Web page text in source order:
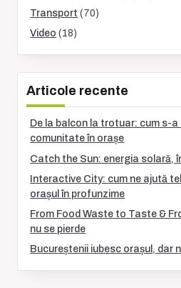
Transport (70)
Video (18)
Articole recente
De la balcon la trotuar: cum s-
comunitate în orașe
Catch the Sun: energia solară,
Interactive City: cum ne ajută
orașul în profunzime
From Food Waste to Taste &
nu se pierde
Bucureștenii iubesc orașul, dar